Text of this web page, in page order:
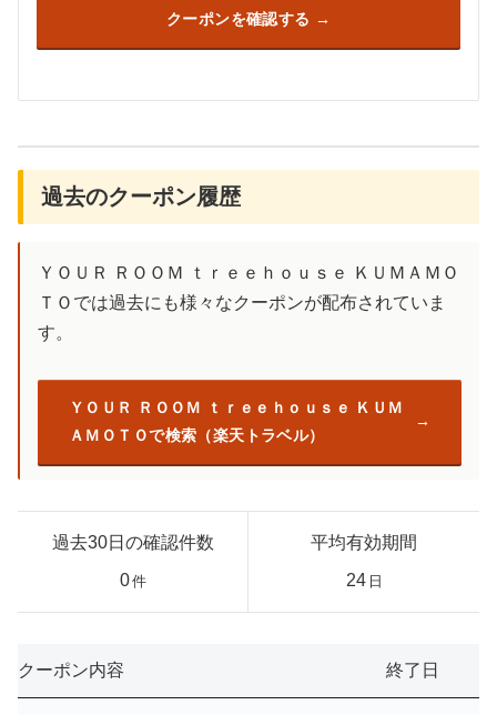
クーポンを確認する
過去のクーポン履歴
ＹＯＵＲ ＲＯＯＭ ｔｒｅｅｈｏｕｓｅ ＫＵＭＡＭＯ
ＴＯでは過去にも様々なクーポンが配布されていま
す。
ＹＯＵＲ ＲＯＯＭ ｔｒｅｅｈｏｕｓｅ ＫＵＭ
ＡＭＯＴＯで検索（楽天トラベル）
過去30日の確認件数
0件
平均有効期間
24 日
クーポン内容 終了日